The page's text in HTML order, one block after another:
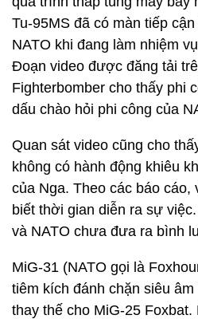
Tu-95MS đã có màn tiếp
NATO khi đang làm nhiệm
Đoạn video được đăng tải
Fighterbomber cho thấy phi
dấu chào hỏi phi công của
Quan sát video cũng cho
không có hành động khiêu
của Nga. Theo các báo cáo,
biết thời gian diễn ra sự
và NATO chưa đưa ra bình
MiG-31 (NATO gọi là
tiêm kích đánh chặn siêu
thay thế cho MiG-25